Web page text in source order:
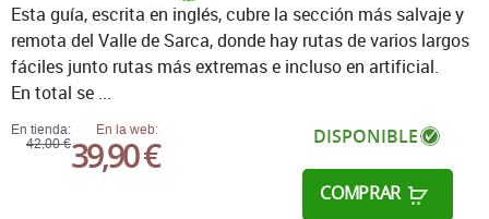
En tienda:
42,00 €
En la web:
39,90 € DISPONIBLE
COMPRAR
Esta guía, escrita en inglés, cubre la sección más salvaje y
remota del Valle de Sarca, donde hay rutas de varios largos
fáciles junto rutas más extremas e incluso en artificial.
En total se ...